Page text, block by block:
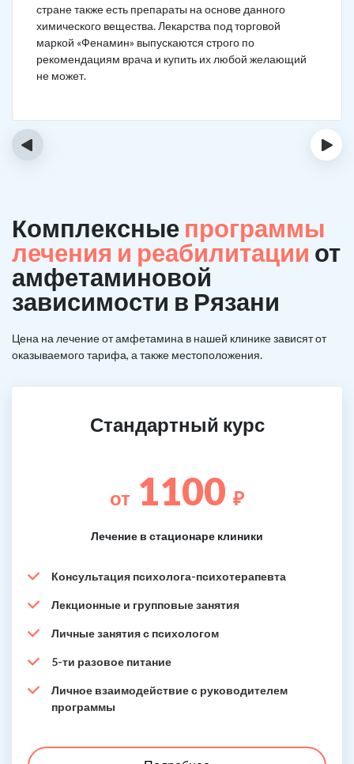
стране также есть препараты на основе данного
химического вещества. Лекарства под торговой
маркой «Фенамин» выпускаются строго по
рекомендациям врача и купить их любой желающий
не может.
‹ ›
Комплексные программы
лечения и реабилитации от
амфетаминовой
зависимости в Рязани
Цена на лечение от амфетамина в нашей клинике зависят от
оказываемого тарифа, а также местоположения.
Стандартный курс
от 1100 ₽
Лечение в стационаре клиники
Консультация психолога-психотерапевта
Лекционные и групповые занятия
Личные занятия с психологом
5-ти разовое питание
Личное взаимодействие с руководителем
программы